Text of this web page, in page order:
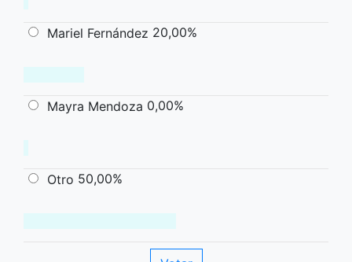
Mariel Fernández 20,00%
Mayra Mendoza 0,00%
Otro 50,00%